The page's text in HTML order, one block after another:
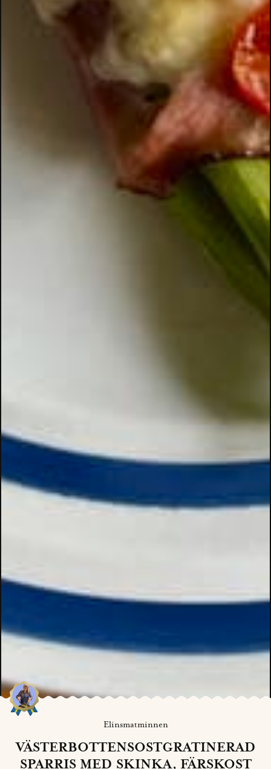
Elinsmatminnen
VÄSTERBOTTENSOSTGRATINERAD
SPARRIS MED SKINKA, FÄRSKOST